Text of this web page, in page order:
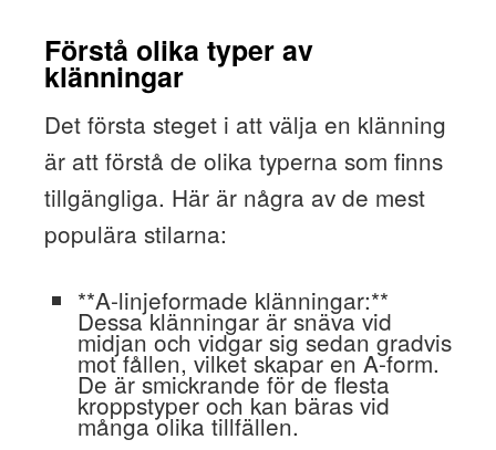
Förstå olika typer av
klänningar
Det första steget i att välja en klänning
är att förstå de olika typerna som finns
tillgängliga. Här är några av de mest
populära stilarna:
**A-linjeformade klänningar:**
Dessa klänningar är snäva vid
midjan och vidgar sig sedan gradvis
mot fållen, vilket skapar en A-form.
De är smickrande för de flesta
kroppstyper och kan bäras vid
många olika tillfällen.